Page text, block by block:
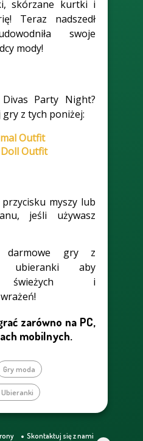
skórzane kurtki i
Teraz nadszedł
swoje
mody!
Party Night?
z tych poniżej:
Outfit
Outfit
myszy lub
jeśli używasz
darmowe gry z
ubieranki aby
świeżych i
zarówno na PC,
mobilnych.
Gry moda
Ubieranki
Skontaktuj się z nami